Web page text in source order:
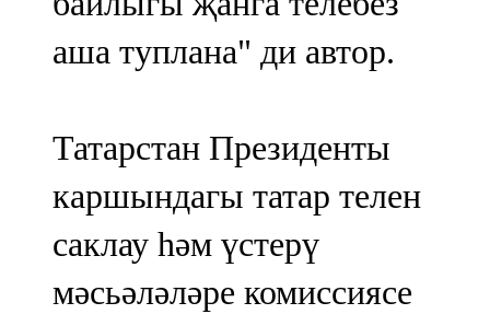
аша туплана" ди автор.
Татарстан Президенты
каршындагы татар телен
саклау һәм үстерү
мәсьәләләре комиссиясе